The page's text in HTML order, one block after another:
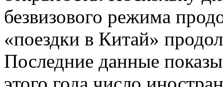
безвизового режима
«поездки в Китай»
Последние данные